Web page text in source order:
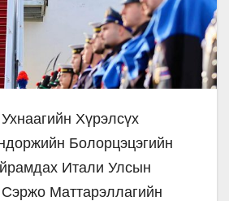
Хүрэлсүх
Болорцэцэгийн
Итали Улсын
Маттарэллагийн